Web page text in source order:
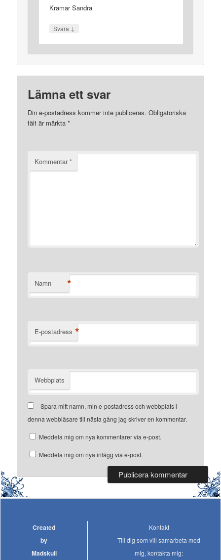
Kramar Sandra
Svara ↓
Lämna ett svar
Din e-postadress kommer inte publiceras. Obligatoriska
fält är märkta*
Kommentar*
Namn *
E-postadress *
Webbplats
Spara mitt namn, min e-postadress och webbplats i
denna webbläsare till nästa gång jag skriver en kommentar.
Meddela mig om nya kommentarer via e-post.
Meddela mig om nya inlägg via e-post.
Created
by
Madskull
Kontakt
Till dig som vill samarbeta med
mig, kontakta mig: